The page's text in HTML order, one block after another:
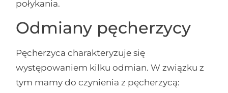
połykania.
Odmiany pęcherzycy
Pęcherzyca charakteryzuje się
występowaniem kilku odmian. W związku z
tym mamy do czynienia z pęcherzycą: